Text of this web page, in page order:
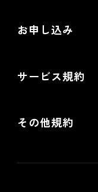
導入検討Web
お申し込み
サービス規約
futureshop
その他規約